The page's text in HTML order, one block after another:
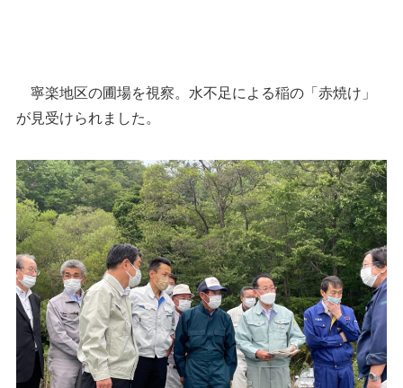
寧楽地区の圃場を視察。水不足による稲の「赤焼け」
が見受けられました。